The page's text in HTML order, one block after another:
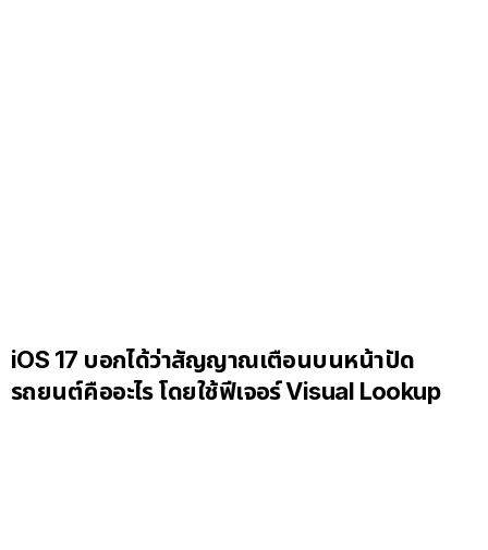
iOS 17 บอกได้ว่าสัญญาณเตือนบนหน้าปัด
รถยนต์คืออะไร โดยใช้ฟีเจอร์ Visual Lookup